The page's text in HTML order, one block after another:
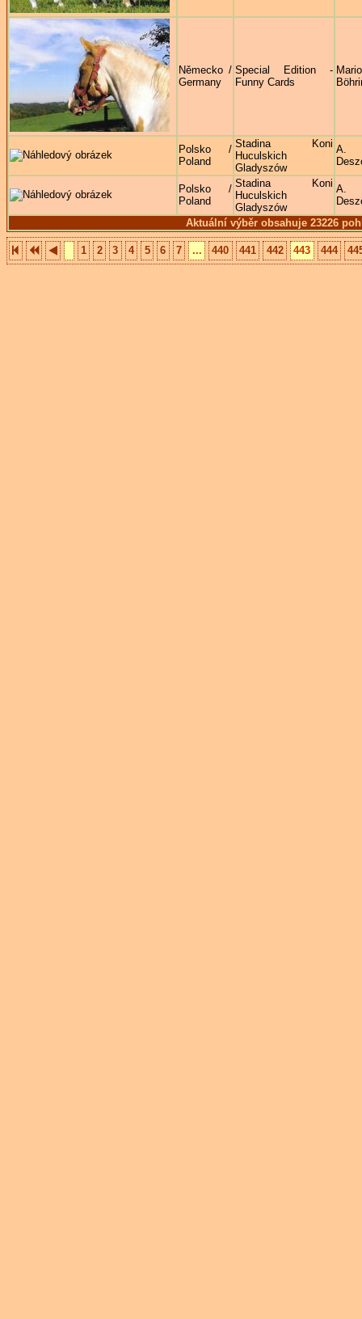
Aktuální výběr obsahuje 23226
Německo /
Germany
Special Edition -
Funny Cards
Polsko /
Poland
Stadina Koni
Huculskich
Gladyszów
A.
Polsko /
Poland
Stadina Koni
Huculskich
Gladyszów
A.
1 2 3 4 5 6 7 ... 440 441 442 443 444